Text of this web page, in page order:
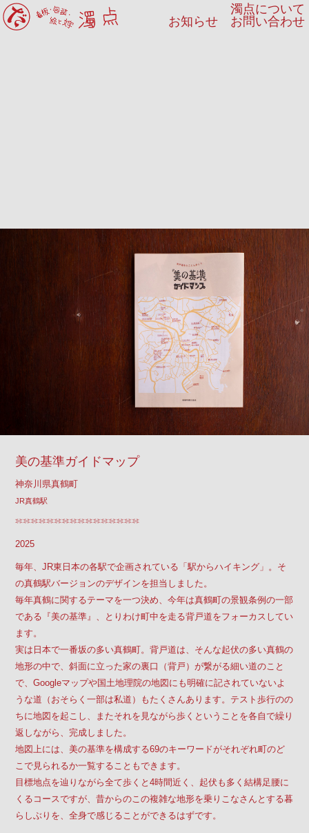
濁点について
お知らせ
お問い合わせ
美の基準ガイドマップ
神奈川県真鶴町
JR真鶴駅
2025
毎年、JR東日本の各駅で企画されている「駅からハイキング」。そ
の真鶴駅バージョンのデザインを担当しました。
毎年真鶴に関するテーマを一つ決め、今年は真鶴町の景観条例の一部
である『美の基準』、とりわけ町中を走る背戸道をフォーカスしてい
ます。
実は日本で一番坂の多い真鶴町。背戸道は、そんな起伏の多い真鶴の
地形の中で、斜面に立った家の裏口（背戸）が繋がる細い道のこと
で、Googleマップや国土地理院の地図にも明確に記されていないよ
うな道（おそらく一部は私道）もたくさんあります。テスト歩行のの
ちに地図を起こし、またそれを見ながら歩くということを各自で繰り
返しながら、完成しました。
地図上には、美の基準を構成する69のキーワードがそれぞれ町のど
こで見られるか一覧することもできます。
目標地点を辿りながら全て歩くと4時間近く、起伏も多く結構足腰に
くるコースですが、昔からのこの複雑な地形を乗りこなさんとする暮
らしぶりを、全身で感じることができるはずです。